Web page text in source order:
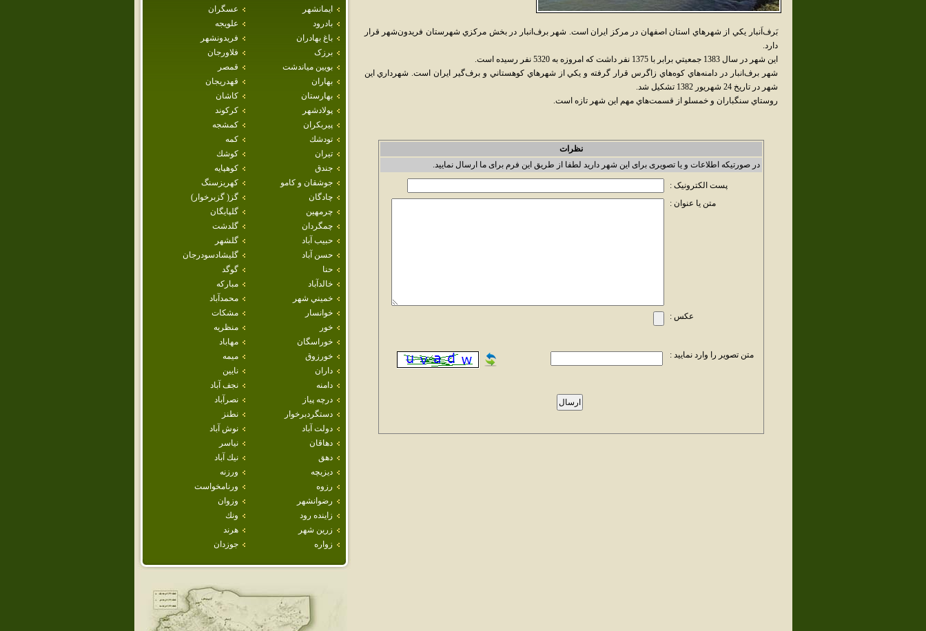
ايمانشهر
عسگران
بادرود
علويجه
باغ بهادران
فريدونشهر
برزک
فلاورجان
بويين مياندشت
قمصر
بهاران
قهدريجان
بهارستان
كاشان
پولادشهر
كركوند
پيربكران
كمشجه
تودشك
كمه
تيران
كوشك
جندق
كوهپايه
جوشقان و كامو
كهريزسنگ
چادگان
گز( گزبرخوار)
چرمهين
گلپايگان
چمگردان
گلدشت
حبيب آباد
گلشهر
حسن آباد
گليشادسودرجان
حنا
گوگد
خالدآباد
مباركه
خميني شهر
محمدآباد
خوانسار
مشكات
خور
منظريه
خوراسگان
مهاباد
خورزوق
ميمه
داران
نايين
دامنه
نجف آباد
درچه پياز
نصرآباد
دستگردبرخوار
نطنز
دولت آباد
نوش آباد
دهاقان
نياسر
دهق
نيك آباد
ديزيچه
ورزنه
رزوه
ورنامخواست
رضوانشهر
وزوان
زاينده رود
ونك
زرين شهر
هرند
زواره
جوزدان
بَرف‌اَنبار يکي از شهرهاي استان اصفهان در مرکز ايران است. شهر برف‌انبار در بخش مرکزي شهرستان فريدون‌شهر قرار
دارد.
اين شهر در سال 1383 جمعيتي برابر با 1375 نفر داشت که امروزه به 5320 نفر رسيده است.
شهر برف‌انبار در دامنه‌هاي كوه‌هاي زاگرس قرار گرفته و يکي از شهرهاي کوهستاني و برف‌گير ايران است. شهرداري اين
شهر در تاريخ 24 شهريور 1382 تشکيل شد.
روستاي سنگباران و خمسلو از قسمت‌هاي مهم اين شهر تازه است.
نظرات
در صورتیکه اطلاعات و یا تصویری برای این شهر دارید لطفا از طریق این فرم برای ما ارسال نمایید.
پست الکترونیک :
متن یا عنوان :
عکس :
متن تصویر را وارد نمایید :